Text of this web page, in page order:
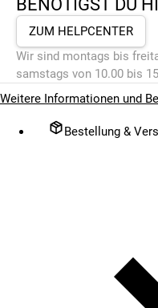
BENÖTIGST DU
ZUM HELPCENTER
Wir sind montags bis
samstags von 10.00 bis
Weitere Informationen und
Bestellung &